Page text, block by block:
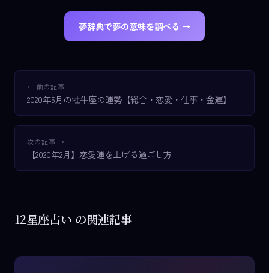
夢辞典で夢の意味を調べる →
← 前の記事
2020年5月の牡牛座の運勢【総合・恋愛・仕事・金運】
次の記事 →
【2020年2月】恋愛運を上げる過ごし方
12星座占い の関連記事